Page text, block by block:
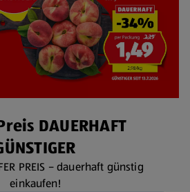
DAUERHAFT
PREIS – dauerhaft günstig
einkaufen!